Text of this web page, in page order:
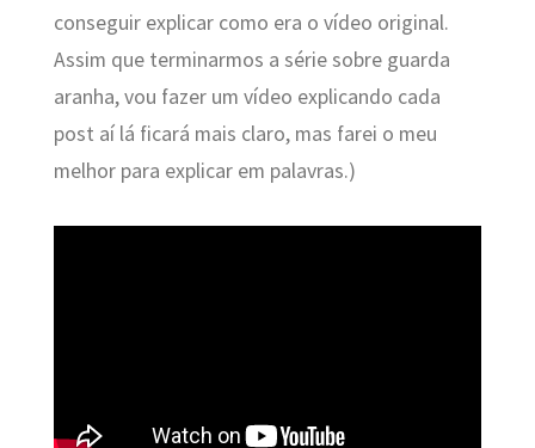
conseguir explicar como era o vídeo original.
Assim que terminarmos a série sobre guarda
aranha, vou fazer um vídeo explicando cada
post aí lá ficará mais claro, mas farei o meu
melhor para explicar em palavras.)